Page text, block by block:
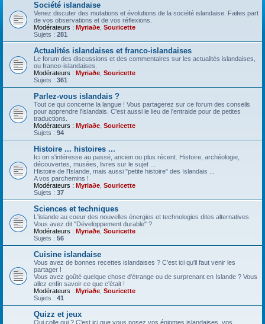
Société islandaise
Venez discuter des mutations et évolutions de la société islandaise. Faites part
de vos observations et de vos réflexions.
Modérateurs : Myriaðe Souricette
Sujets : 281
Actualités islandaises et franco-islandaises
Le forum des discussions et des commentaires sur les actualités islandaises,
ou franco-islandaises.
Modérateurs : Myriaðe Souricette
Sujets : 361
Parlez-vous islandais ?
Tout ce qui concerne la langue ! Vous partagerez sur ce forum des conseils
pour apprendre l'islandais. C'est aussi le lieu de l'entraide pour de petites
traductions.
Modérateurs : Myriaðe Souricette
Sujets : 94
Histoire ... histoires ...
Ici on s'intéresse au passé, ancien ou plus récent. Histoire, archéologie,
découvertes, musées, livres sur le sujet ...
Histoire de l'Islande, mais aussi "petite histoire" des Islandais ...
A vos parchemins !
Modérateurs : Myriaðe Souricette
Sujets : 37
Sciences et techniques
L'islande au coeur des nouvelles énergies et technologies dites alternatives.
Vous avez dit "Développement durable" ?
Modérateurs : Myriaðe Souricette
Sujets : 56
Cuisine islandaise
Vous avez de bonnes recettes islandaises ? C'est ici qu'il faut venir les
partager !
Vous avez goûté quelque chose d'étrange ou de surprenant en Islande ? Vous
allez enfin savoir ce que c'était !
Modérateurs : Myriaðe Souricette
Sujets : 41
Quizz et jeux
Qui colle qui ? C'est ici que vous posez vos énigmes islandaises, vos